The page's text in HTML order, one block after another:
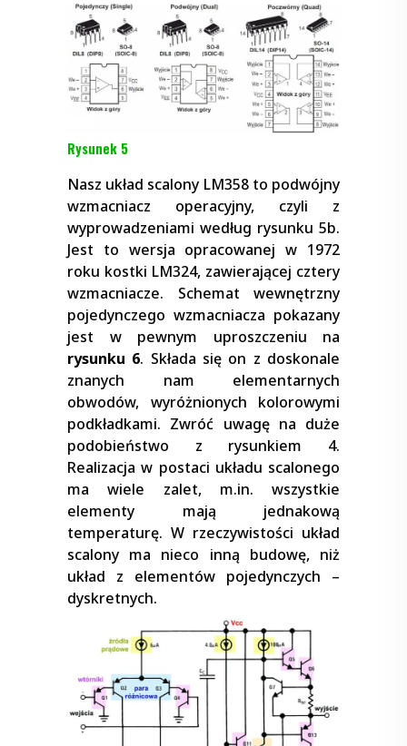
Rysunek 5
Nasz układ scalony LM358 to podwójny
wzmacniacz operacyjny, czyli z
wyprowadzeniami według rysunku 5b.
Jest to wersja opracowanej w 1972
roku kostki LM324, zawierającej cztery
wzmacniacze. Schemat wewnętrzny
pojedynczego wzmacniacza pokazany
jest w pewnym uproszczeniu na
rysunku 6. Składa się on z doskonale
znanych nam elementarnych
obwodów, wyróżnionych kolorowymi
podkładkami. Zwróć uwagę na duże
podobieństwo z rysunkiem 4.
Realizacja w postaci układu scalonego
ma wiele zalet, m.in. wszystkie
elementy mają jednakową
temperaturę. W rzeczywistości układ
scalony ma nieco inną budowę, niż
układ z elementów pojedynczych –
dyskretnych.